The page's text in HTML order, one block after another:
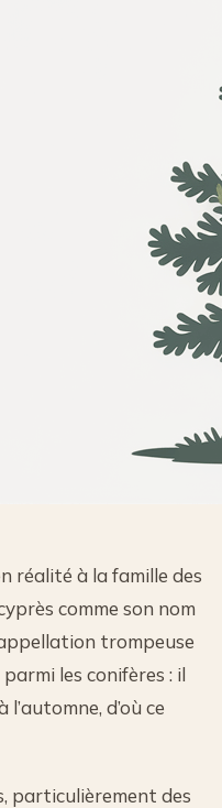
réalité à la famille des
comme son nom
trompeuse
les conifères : il
d’où ce
particulièrement des